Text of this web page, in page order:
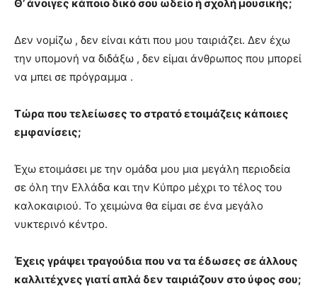
Θ’ άνοιγες κάποιο δικό σου ωδείο ή σχολή μουσικής;
Δεν νομίζω , δεν είναι κάτι που μου ταιριάζει. Δεν έχω
την υπομονή να διδάξω , δεν είμαι άνθρωπος που μπορεί
να μπει σε πρόγραμμα .
Τώρα που τελείωσες το στρατό ετοιμάζεις κάποιες
εμφανίσεις;
Έχω ετοιμάσει με την ομάδα μου μια μεγάλη περιοδεία
σε όλη την Ελλάδα και την Κύπρο μέχρι το τέλος του
καλοκαιριού. Το χειμώνα θα είμαι σε ένα μεγάλο
νυκτερινό κέντρο.
Έχεις γράψει τραγούδια που να τα έδωσες σε άλλους
καλλιτέχνες γιατί απλά δεν ταιριάζουν στο ύφος σου;